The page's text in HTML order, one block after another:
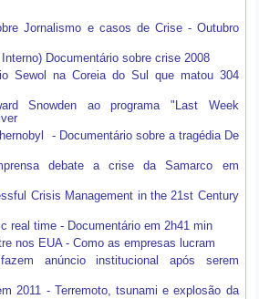
Jornalismo e casos de Crise - Outubro
Documentário sobre crise 2008
Sewol na Coreia do Sul que matou 304
Snowden ao programa "Last Week
- Documentário sobre a tragédia De
debate a crise da Samarco em
Crisis Management in the 21st Century
real time - Documentário em 2h41 min
nos EUA - Como as empresas lucram
anúncio institucional após serem
2011 - Terremoto, tsunami e explosão da